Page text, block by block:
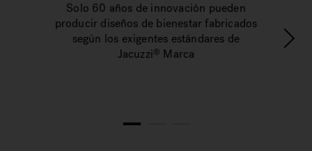
Solo 60 años de innovación pueden
producir diseños de bienestar fabricados
según los exigentes estándares de
Jacuzzi® Marca
1